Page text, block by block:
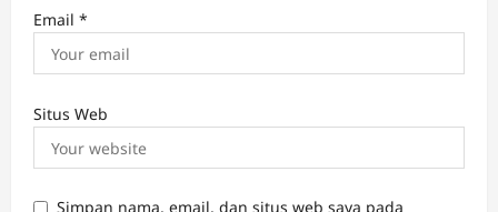
Email *
Situs Web
Simpan nama, email, dan situs web saya pada